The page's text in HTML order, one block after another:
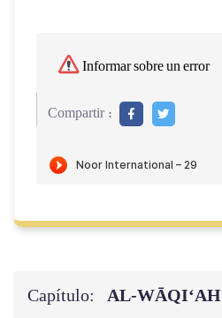
Informar sobre un error
Compartir :
Capítulo: AL‑WĀQI‘AH